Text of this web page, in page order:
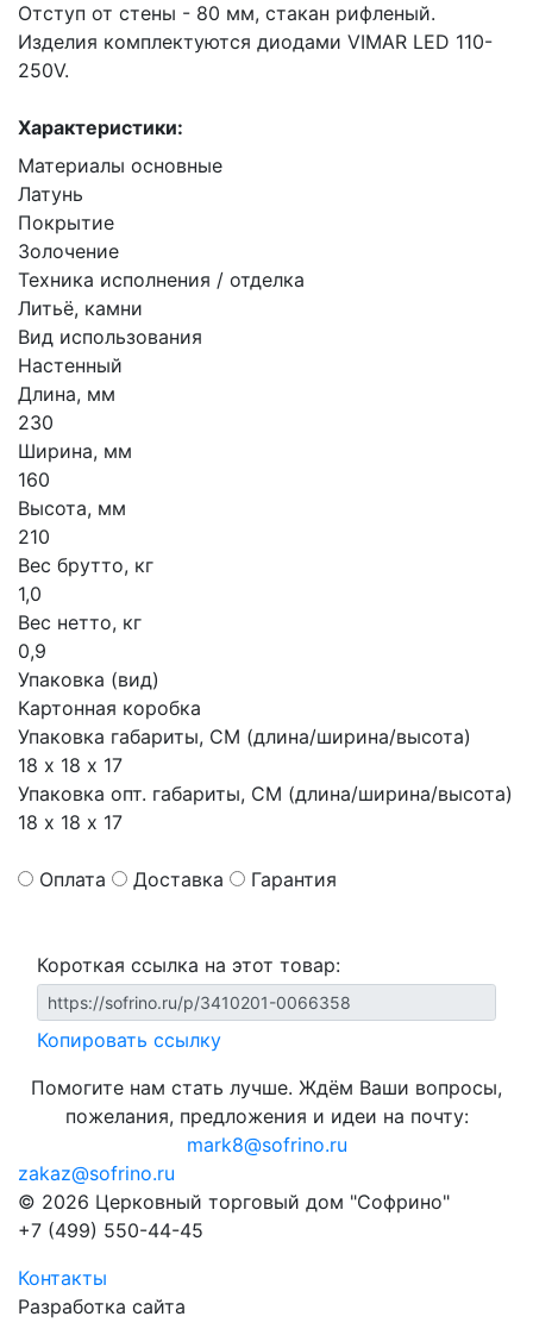
Отступ от стены - 80 мм, стакан рифленый.
Изделия комплектуются диодами VIMAR LED 110-
250V.
Характеристики:
Материалы основные
Латунь
Покрытие
Золочение
Техника исполнения / отделка
Литьё, камни
Вид использования
Настенный
Длина, мм
230
Ширина, мм
160
Высота, мм
210
Вес брутто, кг
1,0
Вес нетто, кг
0,9
Упаковка (вид)
Картонная коробка
Упаковка габариты, СМ (длина/ширина/высота)
18 х 18 х 17
Упаковка опт. габариты, СМ (длина/ширина/высота)
18 х 18 х 17
Оплата Доставка Гарантия
Короткая ссылка на этот товар:
Копировать ссылку
Помогите нам стать лучше. Ждём Ваши вопросы,
пожелания, предложения и идеи на почту:
mark8@sofrino.ru
zakaz@sofrino.ru
© 2026 Церковный торговый дом "Софрино"
+7 (499) 550-44-45
Контакты
Разработка сайта